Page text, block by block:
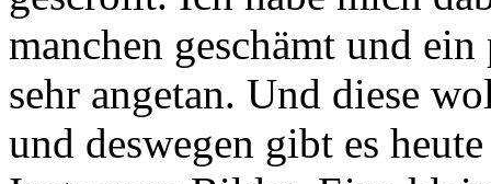
manchen geschämt und
sehr angetan. Und diese
und deswegen gibt es